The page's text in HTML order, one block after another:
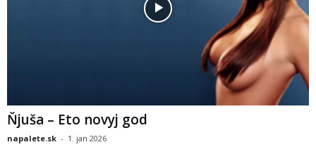
Ňjuša – Eto novyj god
napalete.sk - 1. jan 2026